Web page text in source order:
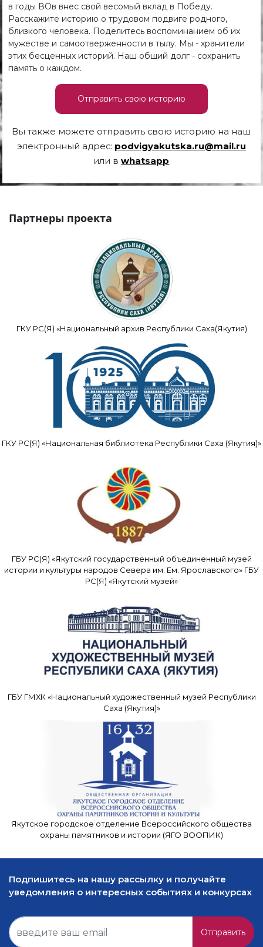
в годы ВОв внес свой весомый вклад в Победу.
Расскажите историю о трудовом подвиге родного,
близкого человека. Поделитесь воспоминанием об их
мужестве и самоотверженности в тылу. Мы - хранители
этих бесценных историй. Наш общий долг - сохранить
память о каждом.
Отправить свою историю
Вы также можете отправить свою историю на наш
электронный адрес: podvigyakutska.ru@mail.ru
или вwhatsapp
Партнеры проекта
ГКУ РС(Я) «Национальный архив Республики Саха(Якутия)
ГКУ РС(Я) «Национальная библиотека Республики Саха (Якутия)»
ГБУ РС(Я) «Якутский государственный объединенный музей
истории и культуры народов Севера им. Ем. Ярославского» ГБУ
РС(Я) «Якутский музей»
ГБУ ГМХК «Национальный художественный музей Республики
Саха (Якутия)»
Якутское городское отделение Всероссийского общества
охраны памятников и истории (ЯГО ВООПИК)
Подпишитесь на нашу рассылку и получайте
уведомления о интересных событиях и конкурсах
Отправить